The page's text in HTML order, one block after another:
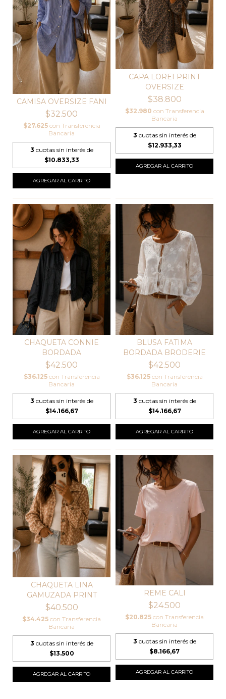
CAMISA OVERSIZE FANI
$32.500
$27.625 con Transferencia
Bancaria
3 cuotas sin interés de
$10.833,33
CAPA LOREI PRINT
OVERSIZE
$38.800
$32.980 con Transferencia
Bancaria
3 cuotas sin interés de
$12.933,33
CHAQUETA CONNIE
BORDADA
$42.500
$36.125 con Transferencia
Bancaria
3 cuotas sin interés de
$14.166,67
AGREGAR AL CARRITO
BLUSA FATIMA
BORDADA BRODERIE
$42.500
$36.125 con Transferencia
Bancaria
3 cuotas sin interés de
$14.166,67
CHAQUETA LINA
GAMUZADA PRINT
$40.500
$34.425 con Transferencia
Bancaria
3 cuotas sin interés de
$13.500
REME CALI
$24.500
$20.825 con Transferencia
Bancaria
3 cuotas sin interés de
$8.166,67